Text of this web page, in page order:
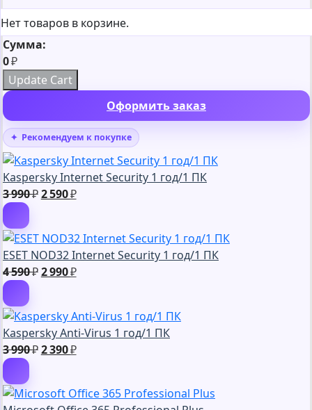
Нет товаров в корзине.
Сумма:
0₽
Update Cart
Оформить заказ
Рекомендуем к покупке
Kaspersky Internet Security 1 год/1 ПК
3 990₽Первоначальная
3
990 ₽.
2 590₽Текущая
590 ₽.
ESET NOD32 Internet Security 1 год/1 ПК
4 590₽Первоначальная
4
590 ₽.
2 990₽Текущая
990 ₽.
Kaspersky Anti-Virus 1 год/1 ПК
3 990₽Первоначальная
3
2 390₽Текущая
390 ₽.